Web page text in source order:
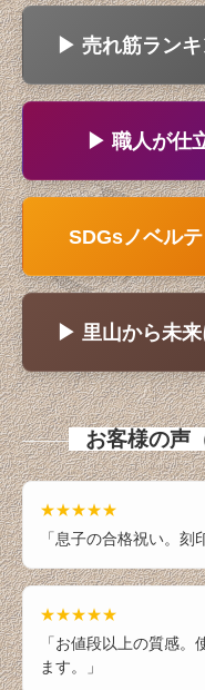
▶ 売れ筋ラン
▶ 職人が仕
SDGsノベル
▶ 里山から未来
お客様の声
★★★★★
「息子の合格祝い。刻
★★★★★
「お値段以上の質感
ます。」